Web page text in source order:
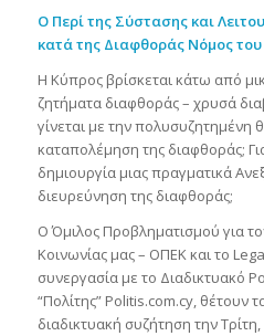
Ο Περί της Σύστασης και
κατά της Διαφθοράς Νόμος του
Η Κύπρος βρίσκεται κάτω από
ζητήματα διαφθοράς – χρυσά
γίνεται με την πολυσυζητημένη
καταπολέμηση της διαφθοράς;
δημιουργία μιας πραγματικά
διευρεύνηση της διαφθοράς;
Ο Όμιλος Προβληματισμού για
Κοινωνίας μας – ΟΠΕΚ και το
συνεργασία με το Διαδικτυακό
“Πολίτης” Politis.com.cy, θέτουν
διαδικτυακή συζήτηση την